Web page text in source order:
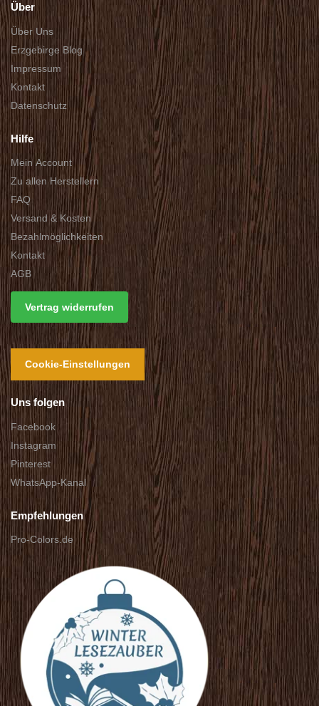
Über
Über Uns
Erzgebirge Blog
Impressum
Kontakt
Datenschutz
Hilfe
Mein Account
Zu allen Herstellern
FAQ
Versand & Kosten
Bezahlmöglichkeiten
Kontakt
AGB
Vertrag widerrufen
Cookie-Einstellungen
Uns folgen
Facebook
Instagram
Pinterest
WhatsApp-Kanal
Empfehlungen
Pro-Colors.de